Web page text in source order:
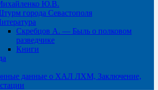
Ю.В.
города Севастополя
Скребцов А. — Быль о полковом
разведчике
Книги
данные о ХАЛ ЛХМ, Заключение,